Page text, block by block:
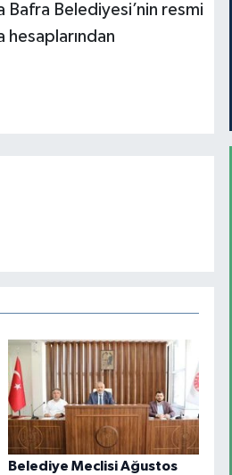
Bafra Belediyesi’nin resmi
Belediye Meclisi Ağustos